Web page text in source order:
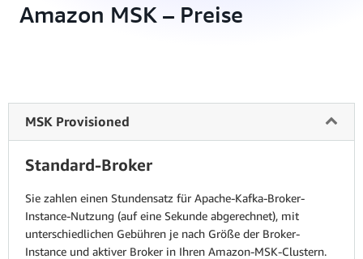
Amazon MSK – Preise
MSK Provisioned
Standard-Broker
Sie zahlen einen Stundensatz für Apache-Kafka-Broker-
Instance-Nutzung (auf eine Sekunde abgerechnet), mit
unterschiedlichen Gebühren je nach Größe der Broker-
Instance und aktiver Broker in Ihren Amazon-MSK-Clustern.